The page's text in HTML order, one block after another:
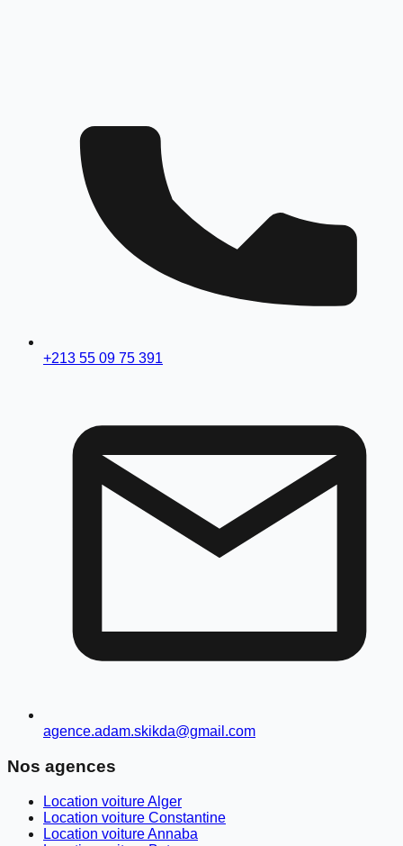
+213 55 09 75 391
agence.adam.skikda@gmail.com
Nos agences
Location voiture Alger
Location voiture Constantine
Location voiture Annaba